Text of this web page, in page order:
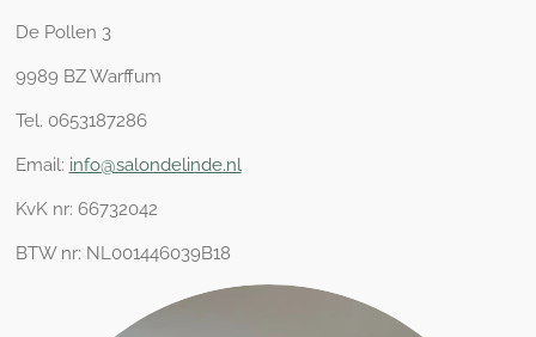
k
a
De Pollen 3
9989 BZ Warffum
Tel. 0653187286
Email: info@salondelinde.nl
KvK nr: 66732042
BTW nr: NL001446039B18